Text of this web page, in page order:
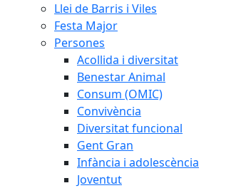
Llei de Barris i Viles
Festa Major
Persones
Acollida i diversitat
Benestar Animal
Consum (OMIC)
Convivència
Diversitat funcional
Gent Gran
Infància i adolescència
Joventut